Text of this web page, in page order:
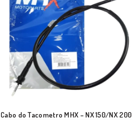
Cabo do Tacometro MHX – NX 150/NX 200